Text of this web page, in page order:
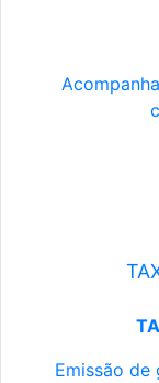
Emissão de